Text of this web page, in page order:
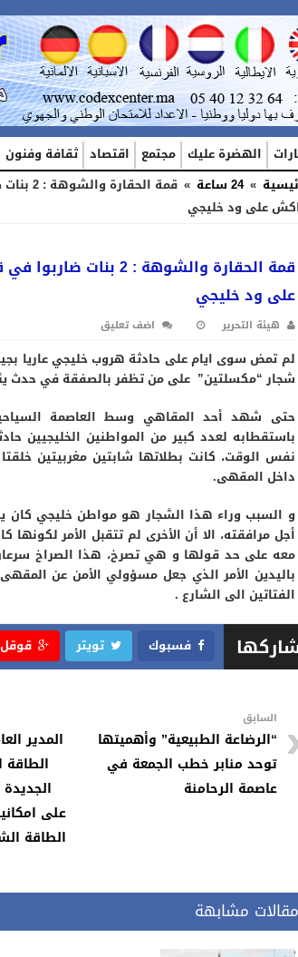
الهضرة عليك مجتمع اقتصاد ثقافة وفنون
» 24 ساعة »
قمة
على ود خليجي
قمة الحقارة والشوهة : 2
على ود خليجي
هيئة التحرير اضف تعليق
لم تمض سوى ايام على حادثة هروب خليجي عاريا
شجار “مكسلتين” على من تظفر بالصفقة في حدث
حتى شهد أحد المقاهي وسط العاصمة
باستقطابه لعدد كبير من المواطنين الخليجيين
نفس الوقت، كانت بطلاتها شابتين مغربيتين
داخل المقهى.
و السبب وراء هذا الشجار هو مواطن خليجي
أجل مرافقته، الا أن الأخرى لم تتقبل الأمر لكونها
معه على حد قولها و هي تصرخ، هذا الصراخ
باليدين الأمر الذي جعل مسؤولي الأمن عن
الفتاتين الى الشارع .
فسبوك تويتر
السابق
“الرضاعة الطبيعية” وأهميتها
توحد منابر خطب الجمعة في
عاصمة الرحامنة
المدير
على
الطاقة
مقالات مشابهة